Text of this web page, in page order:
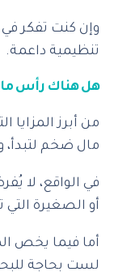
تنظيمية داعمة.
هل هناك رأس
من أبرز
مال ضخم
في الواقع، لا
أو الصغيرة التي
أما فيما يخص
لست بحاجة